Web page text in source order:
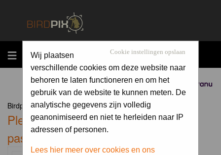
MENU
Sponsored by
Cookie instellingen opslaan
Wij plaatsen
verschillende cookies om deze website naar
behoren te laten functioneren en om het
gebruik van de website te kunnen meten. De
analytische gegevens zijn volledig
geanonimiseerd en niet te herleiden naar IP
adressen of personen.
Lees hier meer over cookies en ons
Birdpix.nl Forum Index
Please enter your username and
password to log in.